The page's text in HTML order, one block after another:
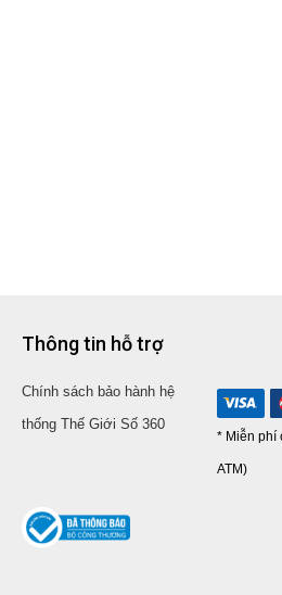
Thông tin hỗ trợ
Chính sách bảo hành hệ
thống Thế Giới Số 360
* Miễn phí
ATM)